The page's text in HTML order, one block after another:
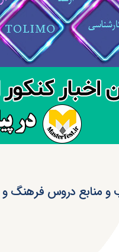
منابع دروس فرهنگ و